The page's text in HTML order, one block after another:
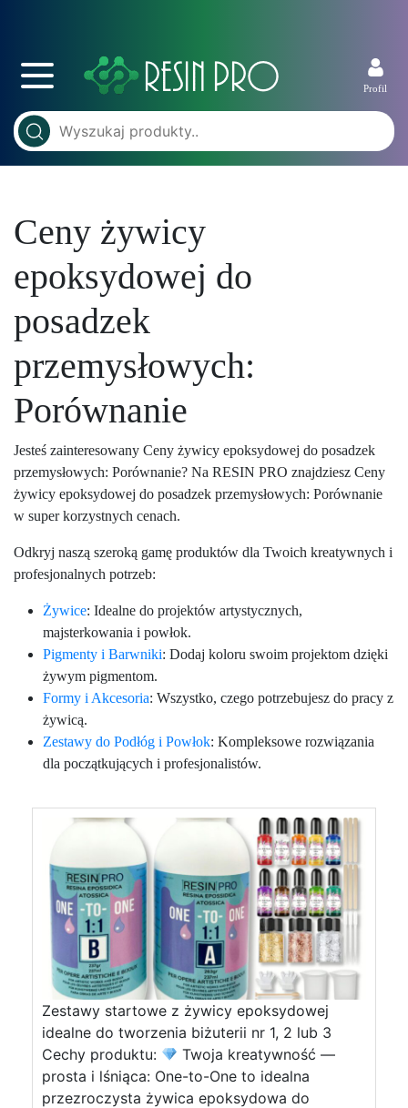
Profil
Ceny żywicy
epoksydowej do
posadzek
przemysłowych:
Porównanie
Jesteś zainteresowany Ceny żywicy epoksydowej do posadzek
przemysłowych: Porównanie? Na RESIN PRO znajdziesz Ceny
żywicy epoksydowej do posadzek przemysłowych: Porównanie
w super korzystnych cenach.
Odkryj naszą szeroką gamę produktów dla Twoich kreatywnych i
profesjonalnych potrzeb:
Żywice: Idealne do projektów artystycznych,
majsterkowania i powłok.
Pigmenty i Barwniki: Dodaj koloru swoim projektom dzięki
żywym pigmentom.
Formy i Akcesoria: Wszystko, czego potrzebujesz do pracy z
żywicą.
Zestawy do Podłóg i Powłok: Kompleksowe rozwiązania
dla początkujących i profesjonalistów.
Zestawy startowe z żywicy epoksydowej
idealne do tworzenia biżuterii nr 1, 2 lub 3
Cechy produktu:
Twoja kreatywność —
prosta i lśniąca: One-to-One to idealna
przezroczysta żywica epoksydowa do